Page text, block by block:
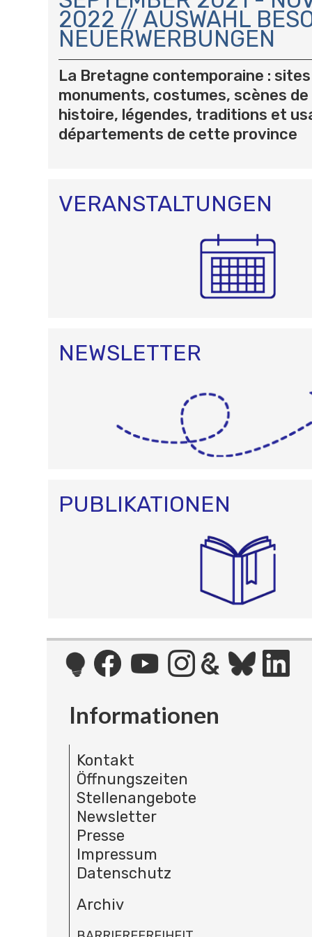
V
I
G
A
T
I
O
N
2022 // AUSWAHL
NEUERWERBUNGEN
La Bretagne contemporaine :
monuments, costumes, scènes
histoire, légendes, traditions et
départements de cette province
VERANSTALTUNGEN
NEWSLETTER
PUBLIKATIONEN
Informationen
Kontakt
Öffnungszeiten
Stellenangebote
Newsletter
Presse
Impressum
Datenschutz
Archiv